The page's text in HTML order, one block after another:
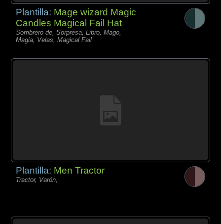
Plantilla: Mage wizard Magic
Candles Magical Fail Hat
Sombrero de, Sorpresa, Libro, Mago,
Magia, Velas, Magical Fail
Plantilla: Men Tractor
Tractor, Varón,